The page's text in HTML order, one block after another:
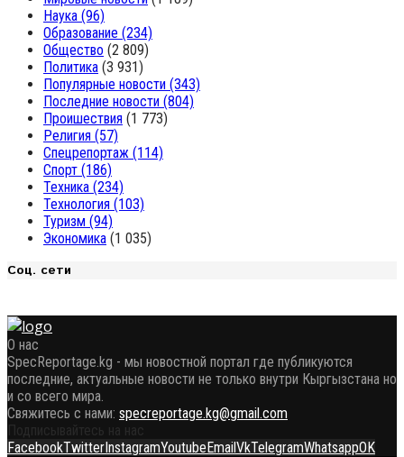
Наука (96)
Образование (234)
Общество (2 809)
Политика (3 931)
Популярные новости (343)
Последние новости (804)
Проишествия (1 773)
Религия (57)
Спецрепортаж (114)
Спорт (186)
Техника (234)
Технология (103)
Туризм (94)
Экономика (1 035)
Соц. сети
О нас
SpecReportage.kg - мы новостной портал где публикуются
последние, актуальные новости не только внутри Кыргызстана но
и со всего мира.
Свяжитесь с нами: specreportage.kg@gmail.com
Подписывайтесь на нас
FacebookTwitterInstagramYoutubeEmailVkTelegramWhatsappOK